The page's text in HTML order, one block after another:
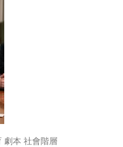
劇本 社會階層